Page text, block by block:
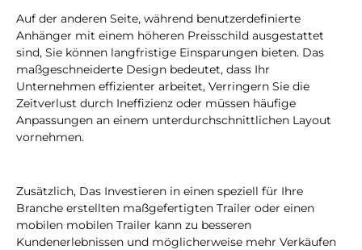
Auf der anderen Seite, während benutzerdefinierte
Anhänger mit einem höheren Preisschild ausgestattet
sind, Sie können langfristige Einsparungen bieten. Das
maßgeschneiderte Design bedeutet, dass Ihr
Unternehmen effizienter arbeitet, Verringern Sie die
Zeitverlust durch Ineffizienz oder müssen häufige
Anpassungen an einem unterdurchschnittlichen Layout
vornehmen.
Zusätzlich, Das Investieren in einen speziell für Ihre
Branche erstellten maßgefertigten Trailer oder einen
mobilen mobilen Trailer kann zu besseren
Kundenerlebnissen und möglicherweise mehr Verkäufen